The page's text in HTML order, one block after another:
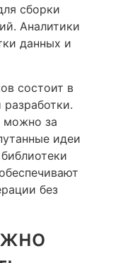
сборки
Аналитики
данных и
состоит в
можно за
идеи
без